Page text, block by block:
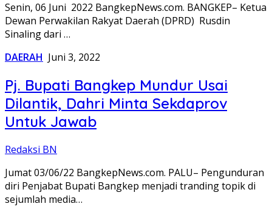
Senin, 06 Juni 2022 BangkepNews.com. BANGKEP– Ketua
Dewan Perwakilan Rakyat Daerah (DPRD) Rusdin
Sinaling dari …
DAERAH Juni 3, 2022
Pj. Bupati Bangkep Mundur Usai
Dilantik, Dahri Minta Sekdaprov
Untuk Jawab
Redaksi BN
Jumat 03/06/22 BangkepNews.com. PALU– Pengunduran
diri Penjabat Bupati Bangkep menjadi tranding topik di
sejumlah media…